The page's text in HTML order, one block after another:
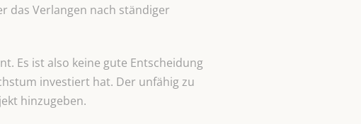
das Verlangen nach ständiger
Es ist also keine gute Entscheidung
investiert hat. Der unfähig zu
hinzugeben.